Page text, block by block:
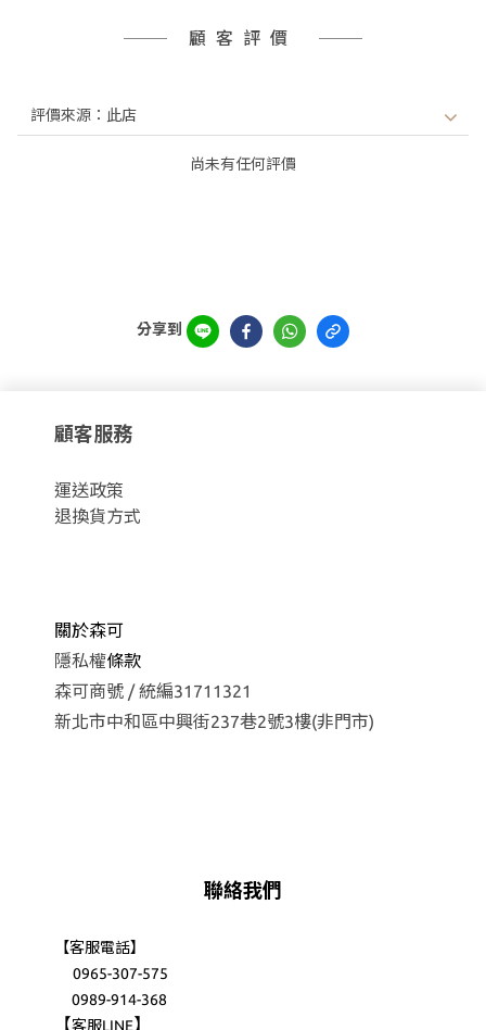
顧客評價
尚未有任何評價
分享到
顧客服務
運送政策
退換貨方式
關於森可
隱私權條款
森可商號 / 統編31711321
新北市中和區中興街237巷2號3樓(非門市)
聯絡我們
【客服電話】
0965-307-575
0989-914-368
【客服LINE】